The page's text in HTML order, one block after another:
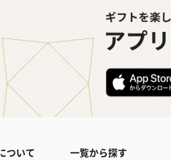
ついて 一覧から探す